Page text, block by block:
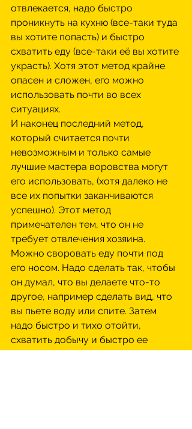
отвлекается, надо быстро
проникнуть на кухню (все-таки туда
вы хотите попасть) и быстро
схватить еду (все-таки её вы хотите
украсть). Хотя этот метод крайне
опасен и сложен, его можно
использовать почти во всех
ситуациях.
И наконец последний метод,
который считается почти
невозможным и только самые
лучшие мастера воровства могут
его использовать, (хотя далеко не
все их попытки заканчиваются
успешно). Этот метод
примечателен тем, что он не
требует отвлечения хозяина.
Можно своровать еду почти под
его носом. Надо сделать так, чтобы
он думал, что вы делаете что-то
другое, например сделать вид, что
вы пьете воду или спите. Затем
надо быстро и тихо отойти,
схватить добычу и быстро ее
съесть или спрятать. Затем